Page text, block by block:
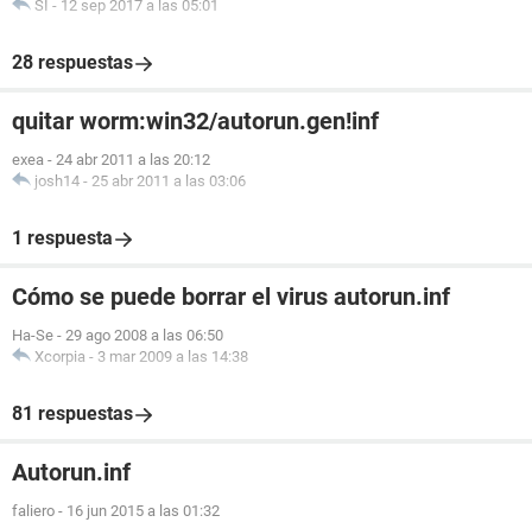
SI - 12 sep 2017 a las 05:01
28 respuestas
quitar worm:win32/autorun.gen!inf
exea - 24 abr 2011 a las 20:12
josh14 - 25 abr 2011 a las 03:06
1 respuesta
Cómo se puede borrar el virus autorun.inf
Ha-Se - 29 ago 2008 a las 06:50
Xcorpia - 3 mar 2009 a las 14:38
81 respuestas
Autorun.inf
faliero - 16 jun 2015 a las 01:32